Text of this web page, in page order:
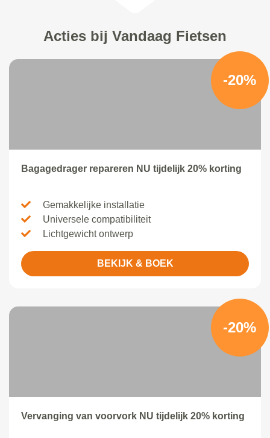
Acties bij Vandaag Fietsen
-20%
Bagagedrager repareren NU tijdelijk 20% korting
Gemakkelijke installatie
Universele compatibiliteit
Lichtgewicht ontwerp
BEKIJK & BOEK
-20%
Vervanging van voorvork NU tijdelijk 20% korting